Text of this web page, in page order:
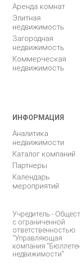
Аренда комнат
Элитная
недвижимость
Загородная
недвижимость
Коммерческая
недвижимость
ИНФОРМАЦИЯ
Аналитика
недвижимости
Каталог компаний
Партнеры
Календарь
мероприятий
Учредитель -
с ограниченной
ответственностью
"Управляющая
компания
недвижимости"